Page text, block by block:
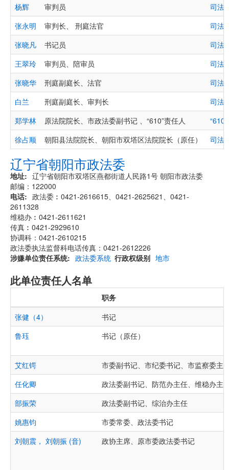
杨辉
审判员
司法
张永明
审判长、 刑庭法官
司法
张晓凡
书记员
司法
王翠玲
审判员、陪审员
司法
张晓华
刑庭副庭长、法官
司法
白兰
刑庭副庭长、审判长
司法
郑学林
原法院院长、市政法委副书记 、“610”责任人
徐占顺
朝阳县法院院长、朝阳市双塔区法院院长（原任） 司法
辽宁省朝阳市政法委
地址
辽宁省朝阳市双塔区燕都街道人民路1号 朝阳市政法委
邮编：122000
电话
政法委︰0421-2616615、0421-2625621、0421-
2611328
维稳办︰0421-2611621
传真︰0421-2929610
协调科：0421-2610215
政法委执法监督科电话传真：0421-2612226
涉嫌单位责任系统
政法委系统 行政权级别 地市
此单位责任人名单
职务
张健（4）
书记
鲁珏
书记（原任）
艾红锷
市委副书记、市纪委书记、市监察委主
任化卿
政法委副书记、防范办主任、维稳办主
部振荣
政法委副书记、综治办主任
姚惠钧
市委常委、政法委书记
刘朝震， 刘朝振 (音)
政协主席、原市委政法委书记